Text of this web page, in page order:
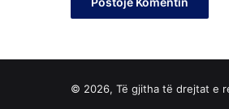
© 2026, Të gjitha të drejtat e